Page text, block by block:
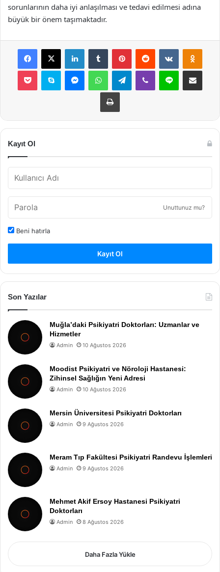
sorunlarının daha iyi anlaşılması ve tedavi edilmesi adına
büyük bir önem taşımaktadır.
Facebook
X LinkedInTumblr PinterestReddit VKontakte
Pocket Skype MessengerWhatsAppTelegramViber Line E-Posta ile
Yazdır
Kayıt Ol
Unuttunuz mu?
Beni hatırla
Kayıt Ol
Son Yazılar
Muğla’daki Psikiyatri Doktorları: Uzmanlar ve
Hizmetler
Admin 10 Ağustos 2026
Moodist Psikiyatri ve Nöroloji Hastanesi:
Zihinsel Sağlığın Yeni Adresi
Admin 10 Ağustos 2026
Mersin Üniversitesi Psikiyatri Doktorları
Admin 9 Ağustos 2026
Meram Tıp Fakültesi Psikiyatri Randevu İşlemleri
Admin 9 Ağustos 2026
Mehmet Akif Ersoy Hastanesi Psikiyatri
Doktorları
Admin 8 Ağustos 2026
Daha Fazla Yükle